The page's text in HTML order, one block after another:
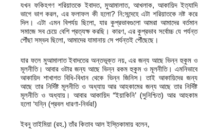
যখন ফকিহগণ শরিয়াতকে ইবাদত, মুআমালাত, আখলাক, আকায়িদ ইত্যাদি
ভাগে ভাগ করল, এর ফলাফল কী হলো? নি:সন্দেহে এটা শরিয়াতকে নষ্ট করে
দিল। এটা এমন বিপর্যয় ছিলো, যার কুপ্রভাবগুলো আমরা আমাদের বর্তমান
সমাজে সব চেয়ে বেশি প্রত্যক্ষ করছি। কারণ, এর কুপ্রভাব সর্বোচ্চ যে পর্যন্ত
পৌঁছা সম্ভব ছিলো, আমাদের যামানায় সে পর্যন্তই পৌঁছেছে।
যার ফলে মুআমালাত ইবাদতের অন্তভূক্ত নয়, এর জন্য আছে ভিন্ন হুকুম ও
মূলনীতি। আবার ওটার জন্য আছে ভিন্ন রকম হুকুম ও মূলনীতি। এমনিভাবে
আকায়িদ শাখাগত বিধি-বিধান থেকে ভিন্ন জিনিস। তাই আকায়িদের জন্য
আছে তার নির্দিষ্ট মূলনীতি ও অধ্যায় আর আহকামের জন্য আছে তার নির্দিষ্ট
মূলনীতি ও অধ্যায়। আবার আকায়িদ “ইয়াকিনি’ (সুনিশ্চিত) আর আহকাম
হলো ‘যন্নি (প্রবল ধারণা-নির্ভর!)
ইবনু তাইমিয়া (রহ.) তাঁর কিতাব আল ইস্তিকামায় বলেন,